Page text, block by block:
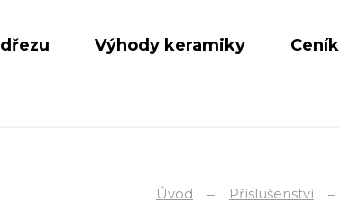
Výhody keramiky Ceník
Úvod Příslušenství